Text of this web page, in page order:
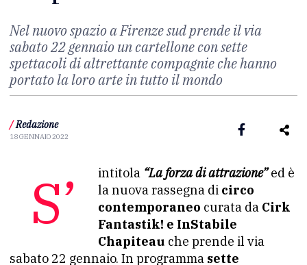
Nel nuovo spazio a Firenze sud prende il via
sabato 22 gennaio un cartellone con sette
spettacoli di altrettante compagnie che hanno
portato la loro arte in tutto il mondo
/ Redazione
18 GENNAIO 2022
S’intitola “La forza di attrazione”ed è
la nuova rassegna di circo
contemporaneo curata da Cirk
Fantastik! e InStabile
Chapiteau che prende il via
sabato 22 gennaio. In programma sette